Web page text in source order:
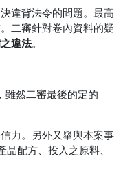
違背法令的問題。最高
二審針對卷內資料的疑
違法。
雖然二審最後的定的
力。另外又舉與本案事
配方、投入之原料、